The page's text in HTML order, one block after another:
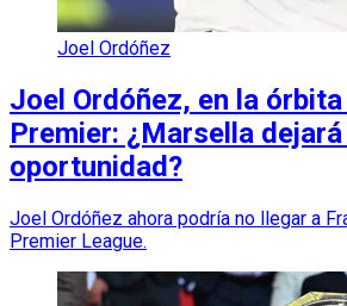
Joel Ordóñez
Joel Ordóñez, en la
Premier: ¿Marsella
oportunidad?
Joel Ordóñez ahora podría no llegar a
Premier League.